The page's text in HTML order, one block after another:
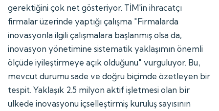
gerektiğini çok net gösteriyor. TİM'in ihracatçı
firmalar üzerinde yaptığı çalışma "Firmalarda
inovasyonla ilgili çalışmalara başlanmış olsa da,
inovasyon yönetimine sistematik yaklaşımın önemli
ölçüde iyileştirmeye açık olduğunu" vurguluyor. Bu,
mevcut durumu sade ve doğru biçimde özetleyen bir
tespit. Yaklaşık 2.5 milyon aktif işletmesi olan bir
ülkede inovasyonu içselleştirmiş kuruluş sayısının